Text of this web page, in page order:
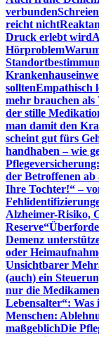
verbunden
reicht nicht
Druck erlebt wird
Hörproblem
solltenEmpathisch
mehr brauchen als
der stille
man damit den
scheint gut fürs
handhaben – wie
der Betroffenen ab
Ihre Tochter!“ –
Alzheimer-Risiko,
Reserve“
Demenz
oder
Unsichtbarer
(auch) ein
nur die
Lebensalter“: Was
Menschen:
maßgeblichDie